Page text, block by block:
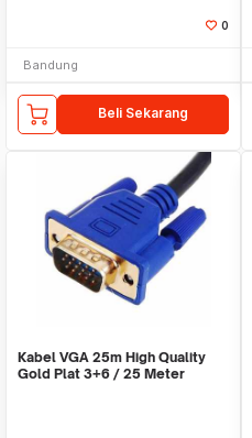
0
Bandung
Beli Sekarang
Kabel VGA 25m High Quality
Gold Plat 3+6 / 25 Meter